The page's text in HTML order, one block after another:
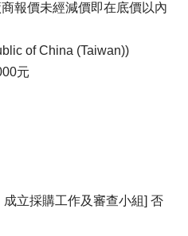
報價未經減價即在底價以內
of China (Taiwan))
元
立採購工作及審查小組] 否